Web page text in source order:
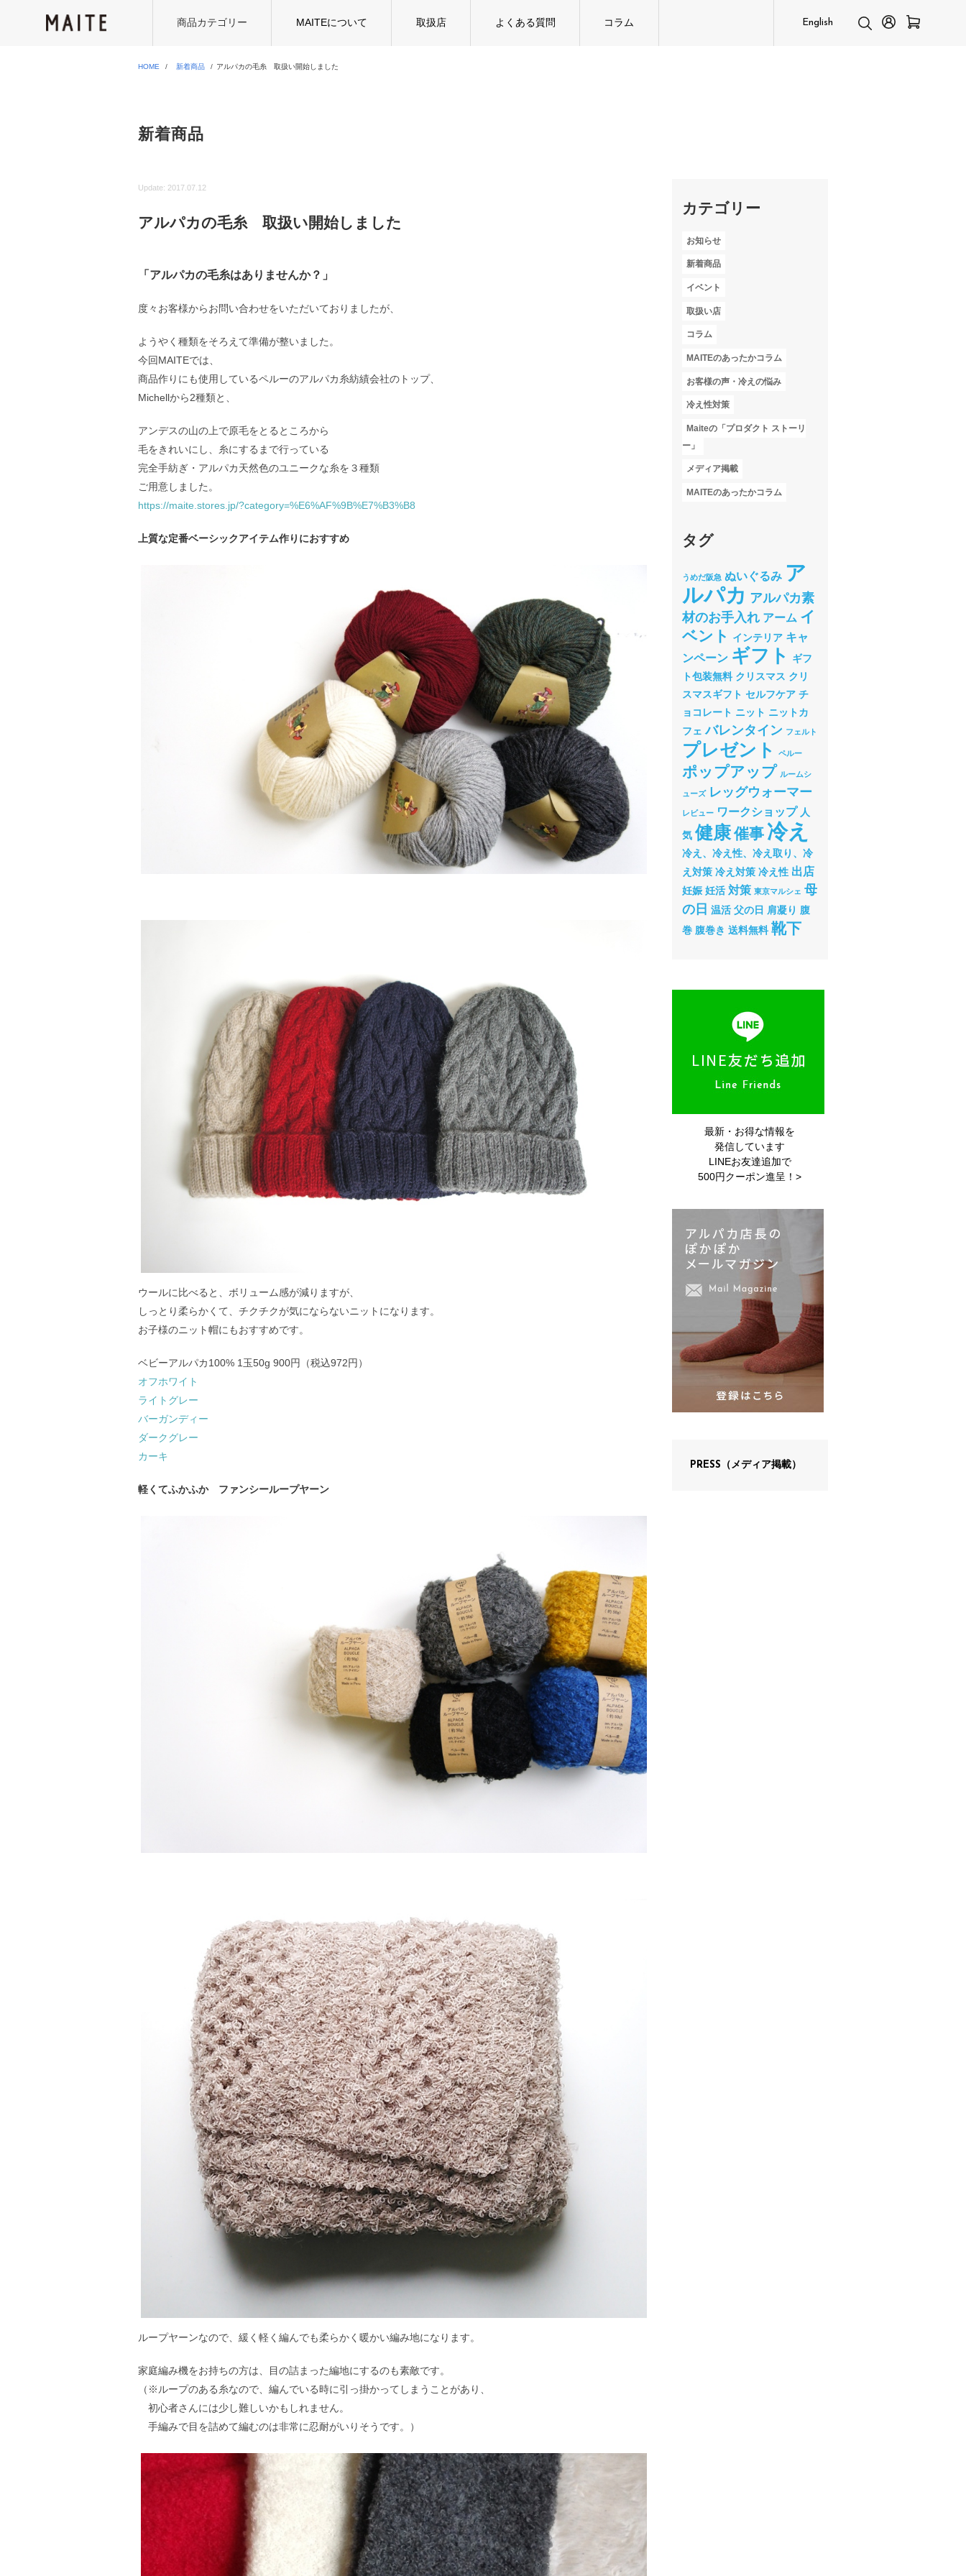
商品カテゴリー MAITEについて 取扱店 よくある質問 コラム English
HOME 新着商品 アルパカの毛糸 取扱い開始しました
新着商品
Update: 2017.07.12
アルパカの毛糸 取扱い開始しました
「アルパカの毛糸はありませんか？」
度々お客様からお問い合わせをいただいておりましたが、
ようやく種類をそろえて準備が整いました。
今回MAITEでは、
商品作りにも使用しているペルーのアルパカ糸紡績会社のトップ、
Michellから2種類と、
アンデスの山の上で原毛をとるところから
毛をきれいにし、糸にするまで行っている
完全手紡ぎ・アルパカ天然色のユニークな糸を３種類
ご用意しました。
https://maite.stores.jp/?category=%E6%AF%9B%E7%B3%B8
上質な定番ベーシックアイテム作りにおすすめ
ウールに比べると、ボリューム感が減りますが、
しっとり柔らかくて、チクチクが気にならないニットになります。
お子様のニット帽にもおすすめです。
ベビーアルパカ100% 1玉50g 900円（税込972円）
オフホワイト
ライトグレー
バーガンディー
ダークグレー
カーキ
軽くてふかふか ファンシーループヤーン
ループヤーンなので、緩く軽く編んでも柔らかく暖かい編み地になります。
家庭編み機をお持ちの方は、目の詰まった編地にするのも素敵です。
（※ループのある糸なので、編んでいる時に引っ掛かってしまうことがあり、
初心者さんには少し難しいかもしれません。
手編みで目を詰めて編むのは非常に忍耐がいりそうです。）
カテゴリー
お知らせ
新着商品
イベント
取扱い店
コラム
MAITEのあったかコラム
お客様の声・冷えの悩み
冷え性対策
Maiteの「プロダクト ストーリ
ー」
メディア掲載
MAITEのあったかコラム
タグ
うめだ阪急 ぬいぐるみ ア
ルパカ アルパカ素
材のお手入れ アーム イ
ベント
インテリア キャ
ンペーン ギフト
ギフ
ト包装無料 クリスマス クリ
スマスギフト セルフケア チ
ョコレート ニット ニットカ
フェ バレンタイン フェルト
プレゼント ペルー
ポップアップ ルームシ
ューズ レッグウォーマー
レビュー ワークショップ 人
気 健康催事 冷え
冷え、冷え性、冷え取り、冷
え対策 冷え対策 冷え性 出店
妊娠 妊活 対策 東京マルシェ 母
の日 温活 父の日 肩凝り 腹
巻 腹巻き 送料無料 靴下
最新・お得な情報を
発信しています
LINEお友達追加で
500円クーポン進呈！>
PRESS（メディア掲載）